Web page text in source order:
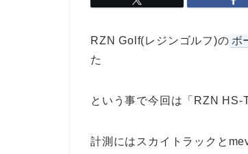
RZN Golf(レジンゴルフ)の ボ
た
という事で今回は「RZN
計測にはスカイトラックと